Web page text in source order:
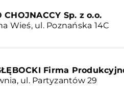
CHOJNACCY Sp. z o.o.
Wieś, ul. Poznańska 14C
Firma
ul. Partyzantów 29